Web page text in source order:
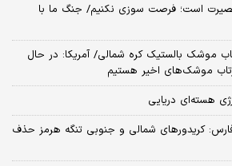
است؛ فرصت سوزی نکنیم/ جنگ ما با
موشک بالستیک کره شمالی/ آمریکا: در حال
موشک‌های اخیر هستیم
هسته‌ای دریایی
کریدورهای شمالی و جنوبی تنگه هرمز حذف